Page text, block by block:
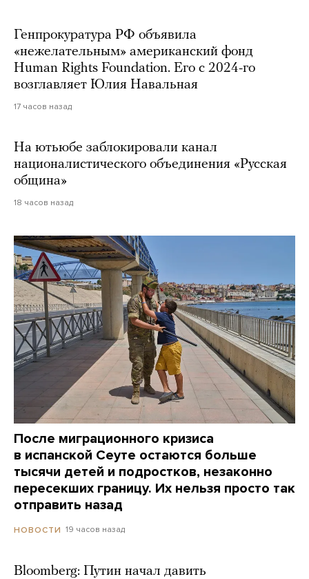
Генпрокуратура РФ объявила
«нежелательным» американский фонд
Human Rights Foundation. Его с 2024-го
возглавляет Юлия Навальная
17 часов назад
На ютьюбе заблокировали канал
националистического объединения «Русская
община»
18 часов назад
После миграционного кризиса
в испанской Сеуте остаются больше
тысячи детей и подростков, незаконно
пересекших границу. Их нельзя просто так
отправить назад
НОВОСТИ 19 часов назад
Bloomberg: Путин начал давить